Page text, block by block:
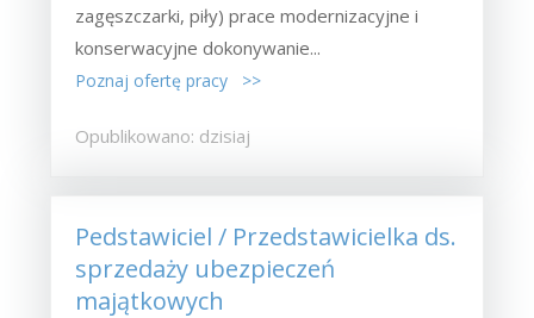
zagęszczarki, piły) prace modernizacyjne i
konserwacyjne dokonywanie...
Poznaj ofertę pracy >>
Opublikowano: dzisiaj
Pedstawiciel / Przedstawicielka ds.
sprzedaży ubezpieczeń
majątkowych